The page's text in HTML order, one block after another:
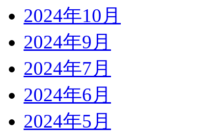
2024年10月
2024年9月
2024年7月
2024年6月
2024年5月